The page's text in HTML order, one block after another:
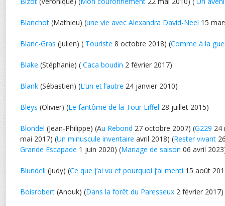
Blanchot (Mathieu) (une vie avec Alexandra David-Neel 15
Blanc-Gras (Julien) ( Touriste 8 octobre 2018) (Comme à la
Blake (Stéphanie) ( Caca boudin 2 février 2017)
Blank (Sébastien) (L’un et l’autre 24 janvier 2010)
Bleys (Olivier) (Le fantôme de la Tour Eiffel 28 juillet 2015)
Blondel (Jean-Philippe) (Au Rebond 27 octobre 2007) (G229 24
mai 2017) (Un minuscule inventaire avril 2018) (Rester vivant
Grande Escapade 1 juin 2020) (Mariage de saison 06 avril
Blundell (Judy) (Ce que j’ai vu et pourquoi j’ai menti 15 août
Boisrobert (Anouk) (Dans la forêt du Paresseux 2 février 2017)